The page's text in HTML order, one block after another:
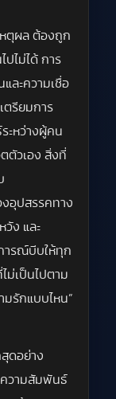
ตุผล ต้องถูก
ปไม่ได้ การ
ละความเชื่อ
ตรียมการ
ะหว่างผู้คน
ตัวเอง สิ่งที่
อุปสรรคทาง
วัง และ
ารณ์บีบให้ทุก
ม่เป็นไปตาม
มรักแบบไหน”
สุดอย่าง
ความสัมพันธ์